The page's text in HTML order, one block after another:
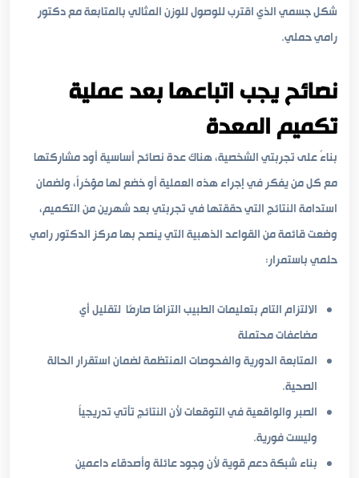
شكل جسمي الذي اقترب للوصول للوزن المثالي بالمتابعة مع دكتور
رامي حملي.
نصائح يجب اتباعها بعد عملية
تكميم المعدة
بناءً على تجربتي الشخصية، هناك عدة نصائح أساسية أود مشاركتها
مع كل من يفكر في إجراء هذه العملية أو خضع لها مؤخراً، ولضمان
استدامة النتائج التي حققتها في تجربتي بعد شهرين من التكميم،
وضعت قائمة من القواعد الذهبية التي ينصح بها مركز الدكتور رامي
حلمي باستمرار:
الالتزام التام بتعليمات الطبيب التزامًا صارمًا لتقليل أي
مضاعفات محتملة
المتابعة الدورية والفحوصات المنتظمة لضمان استقرار الحالة
الصحية.
الصبر والواقعية في التوقعات لأن النتائج تأتي تدريجياً
وليست فورية.
بناء شبكة دعم قوية لأن وجود عائلة وأصدقاء داعمين